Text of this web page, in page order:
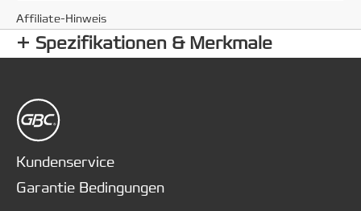
Affiliate-Hinweis
Spezifikationen & Merkmale
Kundenservice
Garantie Bedingungen